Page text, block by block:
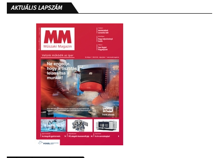
AKTUÁLIS LAPSZÁM